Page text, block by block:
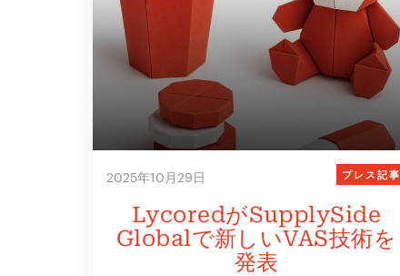
2025年10月29日 プレス記事
LycoredがSupplySide
Globalで新しいVAS技術を
発表